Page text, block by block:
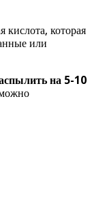
кислота, которая
или
на 5-10